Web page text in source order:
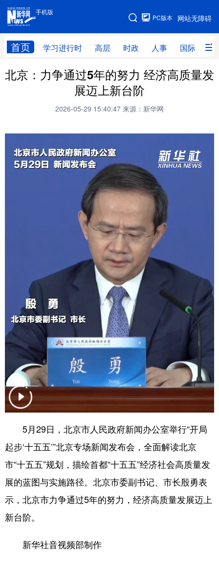
手机版
网站无障碍
PC版本
首页 学习进行时 高层 时政 人事 国际 财
手机版
网站地图
学习进行时 高层 时政 人事
财经 网评
思客智库 全球连线
科技 科普 体育 文化
健康 军事 视频
中央文件 金融
人居 信息化
城市
彩票 娱乐
公益 书画
亚太网 上市公司 投教基地
地方频道
天津 河北
辽宁 吉林 江苏
浙江 安徽 福建 江西
山东 河南 湖北 湖南
四川 贵州 云南 西藏
陕西 甘肃 青海 宁夏
新疆 内蒙古 黑龙江
多语种频道
English Español
北京：力争通过5年的努力 经济高质量发
展迈上新台阶
2026-05-29 15:40:47 来源：新华网
5月29日，北京市人民政府新闻办公室举行“开局
起步‘十五五’”北京专场新闻发布会，全面解读北京
市“十五五”规划，描绘首都“十五五”经济社会高质量发
展的蓝图与实施路径。北京市委副书记、市长殷勇表
示，北京市力争通过5年的努力，经济高质量发展迈上
新台阶。
新华社音视频部制作